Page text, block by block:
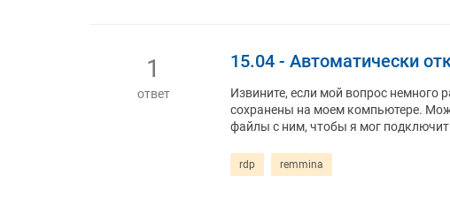
1
ответ
15.04 - Автоматически
Извините, если мой вопрос немного
сохранены на моем компьютере.
файлы с ним, чтобы я мог
rdp remmina